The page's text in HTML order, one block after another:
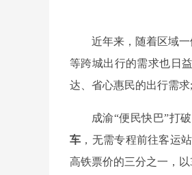
近年来，随着区域
等跨城出行的需求也日
达、省心惠民的出行需
成渝“便民快巴”打
车 ，无需专程前往客运
高铁票价的三分之一，